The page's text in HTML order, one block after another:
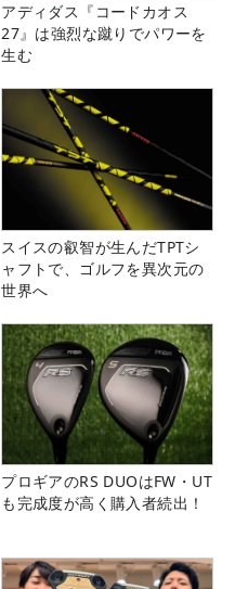
アディダス『コードカオス
27』は強烈な蹴りでパワーを
生む
スイスの叡智が生んだTPTシ
ャフトで、ゴルフを異次元の
世界へ
プロギアのRS DUOはFW・UT
も完成度が高く購入者続出！